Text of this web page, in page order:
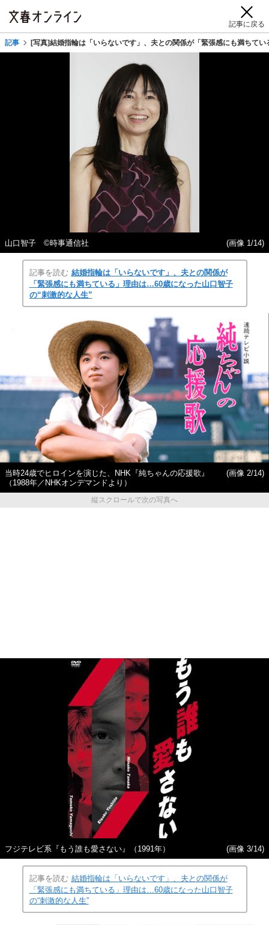
記事に戻る
記事 [写真]結婚指輪は「いらないです」、夫との関係が「緊張感にも満ちて
山口智子 ©時事通信社 (画像 1/14)
記事を読む 結婚指輪は「いらないです」、夫との関係が
「緊張感にも満ちている」理由は…60歳になった山口智子
の“刺激的な人生”
当時24歳でヒロインを演じた、NHK『純ちゃんの応援歌』
（1988年／NHKオンデマンドより）
(画像 2/14)
縦スクロールで次の写真へ
フジテレビ系『もう誰も愛さない』（1991年） (画像 3/14)
記事を読む 結婚指輪は「いらないです」、夫との関係が
「緊張感にも満ちている」理由は…60歳になった山口智子
の“刺激的な人生”